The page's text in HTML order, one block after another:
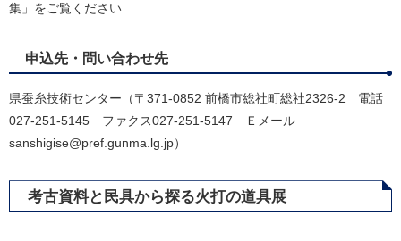
集」をご覧ください
申込先・問い合わせ先
県蚕糸技術センター（〒371-0852 前橋市総社町総社2326-2 電話
027-251-5145 ファクス027-251-5147 Ｅメール
sanshigise@pref.gunma.lg.jp）
考古資料と民具から探る火打の道具展